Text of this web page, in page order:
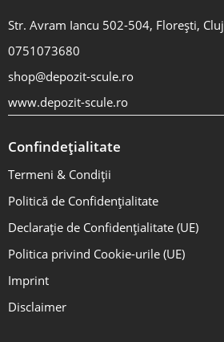
Str. Avram Iancu 502-504, Florești, Cluj
0751073680
shop@depozit-scule.ro
www.depozit-scule.ro
Confindețialitate
Termeni & Condiții
Politică de Confidențialitate
Declarație de Confidențialitate (UE)
Politica privind Cookie-urile (UE)
Imprint
Disclaimer